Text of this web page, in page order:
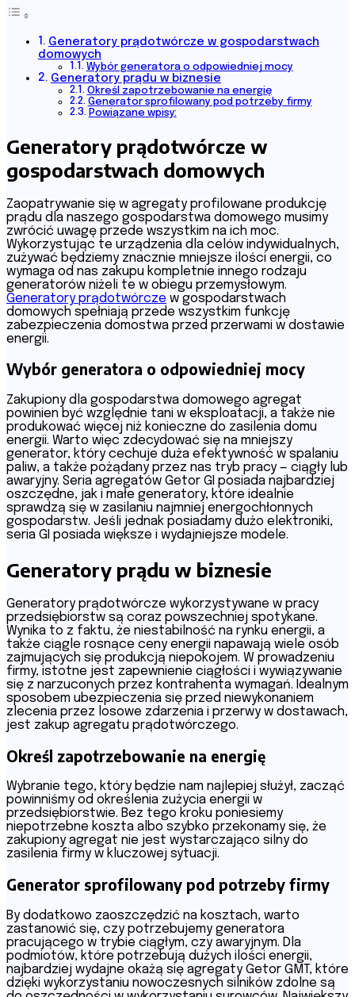
Generatory prądotwórcze w gospodarstwach
domowych
Wybór generatora o odpowiedniej mocy
Generatory prądu w biznesie
Określ zapotrzebowanie na energię
Generator sprofilowany pod potrzeby firmy
Powiązane wpisy:
Generatory prądotwórcze w
gospodarstwach domowych
Zaopatrywanie się w agregaty profilowane produkcję
prądu dla naszego gospodarstwa domowego musimy
zwrócić uwagę przede wszystkim na ich moc.
Wykorzystując te urządzenia dla celów indywidualnych,
zużywać będziemy znacznie mniejsze ilości energii, co
wymaga od nas zakupu kompletnie innego rodzaju
generatorów niżeli te w obiegu przemysłowym.
Generatory prądotwórcze w gospodarstwach
domowych spełniają przede wszystkim funkcję
zabezpieczenia domostwa przed przerwami w dostawie
energii.
Wybór generatora o odpowiedniej mocy
Zakupiony dla gospodarstwa domowego agregat
powinien być względnie tani w eksploatacji, a także nie
produkować więcej niż konieczne do zasilenia domu
energii. Warto więc zdecydować się na mniejszy
generator, który cechuje duża efektywność w spalaniu
paliw, a także pożądany przez nas tryb pracy — ciągły lub
awaryjny. Seria agregatów Getor GI posiada najbardziej
oszczędne, jak i małe generatory, które idealnie
sprawdzą się w zasilaniu najmniej energochłonnych
gospodarstw. Jeśli jednak posiadamy dużo elektroniki,
seria GI posiada większe i wydajniejsze modele.
Generatory prądu w biznesie
Generatory prądotwórcze wykorzystywane w pracy
przedsiębiorstw są coraz powszechniej spotykane.
Wynika to z faktu, że niestabilność na rynku energii, a
także ciągle rosnące ceny energii napawają wiele osób
zajmujących się produkcją niepokojem. W prowadzeniu
firmy, istotne jest zapewnienie ciągłości i wywiązywanie
się z narzuconych przez kontrahenta wymagań. Idealnym
sposobem ubezpieczenia się przed niewykonaniem
zlecenia przez losowe zdarzenia i przerwy w dostawach,
jest zakup agregatu prądotwórczego.
Określ zapotrzebowanie na energię
Wybranie tego, który będzie nam najlepiej służył, zacząć
powinniśmy od określenia zużycia energii w
przedsiębiorstwie. Bez tego kroku poniesiemy
niepotrzebne koszta albo szybko przekonamy się, że
zakupiony agregat nie jest wystarczająco silny do
zasilenia firmy w kluczowej sytuacji.
Generator sprofilowany pod potrzeby firmy
By dodatkowo zaoszczędzić na kosztach, warto
zastanowić się, czy potrzebujemy generatora
pracującego w trybie ciągłym, czy awaryjnym. Dla
podmiotów, które potrzebują dużych ilości energii,
najbardziej wydajne okażą się agregaty Getor GMT, które
dzięki wykorzystaniu nowoczesnych silników zdolne są